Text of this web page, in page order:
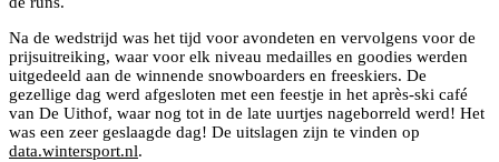
Na de wedstrijd was het tijd voor avondeten en vervolgens voor de
prijsuitreiking, waar voor elk niveau medailles en goodies werden
uitgedeeld aan de winnende snowboarders en freeskiers. De
gezellige dag werd afgesloten met een feestje in het après-ski café
van De Uithof, waar nog tot in de late uurtjes nageborreld werd! Het
was een zeer geslaagde dag! De uitslagen zijn te vinden op
data.wintersport.nl.